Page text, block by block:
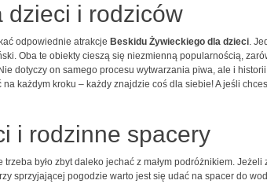
dzieci i rodziców
odpowiednie atrakcje Beskidu Żywieckiego dla dzieci.
Oba te obiekty cieszą się niezmienną popularnością,
dotyczy on samego procesu wytwarzania piwa, ale i
na każdym kroku – każdy znajdzie coś dla siebie! A jeśli
i rodzinne spacery
było zbyt daleko jechać z małym podróżnikiem.
sprzyjającej pogodzie warto jest się udać na spacer do